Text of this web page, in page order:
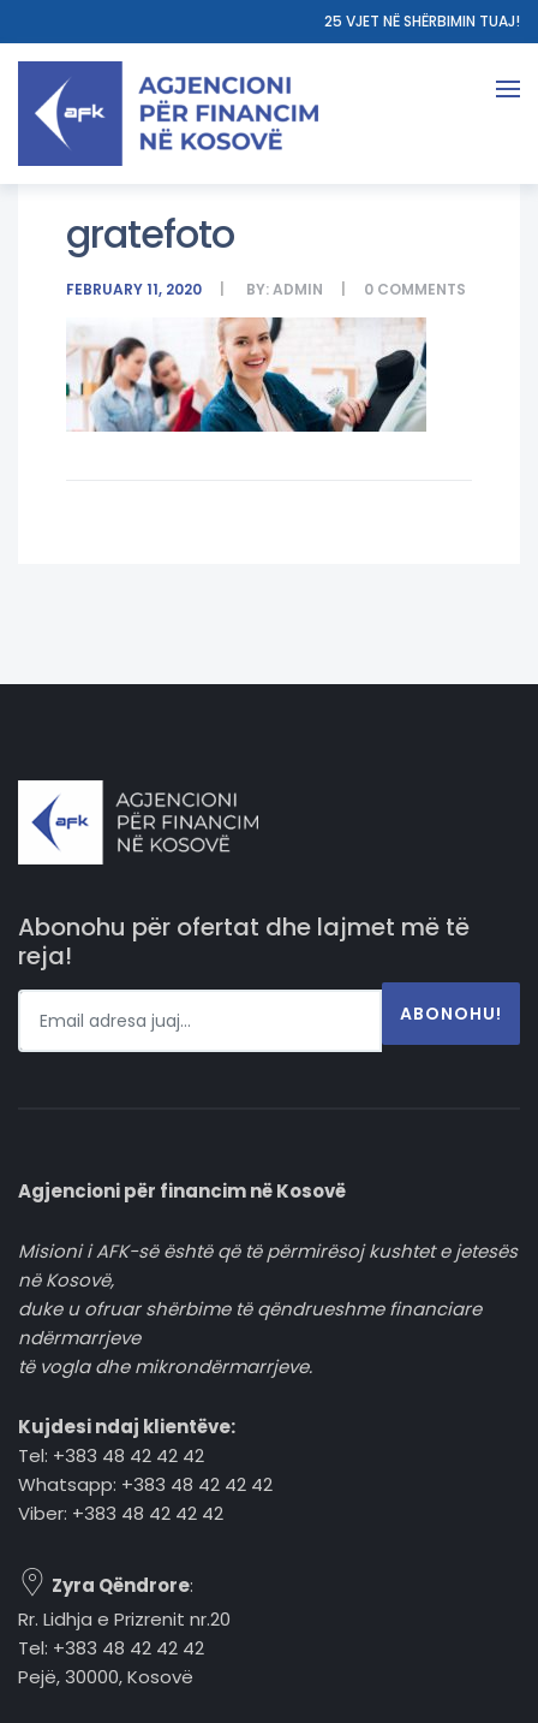
25 VJET NË SHËRBIMIN TUAJ!
gratefoto
FEBRUARY 11, 2020 BY:ADMIN 0 COMMENTS
Abonohu për ofertat dhe lajmet më të
reja!
ABONOHU!
Agjencioni për financim në Kosovë
Misioni i AFK-së është që të përmirësoj kushtet e jetesës
në Kosovë,
duke u ofruar shërbime të qëndrueshme financiare
ndërmarrjeve
të vogla dhe mikrondërmarrjeve.
Kujdesi ndaj klientëve:
Tel: +383 48 42 42 42
Whatsapp: +383 48 42 42 42
Viber: +383 48 42 42 42
Zyra Qëndrore:
Rr. Lidhja e Prizrenit nr.20
Tel: +383 48 42 42 42
Pejë, 30000, Kosovë